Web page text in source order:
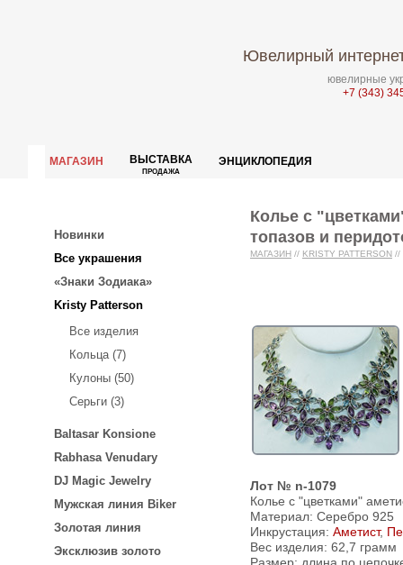
Ювелирный
ювелирные
+7 (343)
МАГАЗИН ВЫСТАВКА
ПРОДАЖА
ЭНЦИКЛОПЕДИЯ
Новинки
Все украшения
«Знаки Зодиака»
Kristy Patterson
Все изделия
Кольца (7)
Кулоны (50)
Серьги (3)
Baltasar Konsione
Rabhasa Venudary
DJ Magic Jewelry
Мужская линия Biker
Золотая линия
Эксклюзив золото
Колье с
топазов и
МАГАЗИН // KRISTY PATTERSON //
Лот № n-1079
Колье с "цветками"
Материал: Серебро 925
Инкрустация: Аметист,
Вес изделия: 62,7 грамм